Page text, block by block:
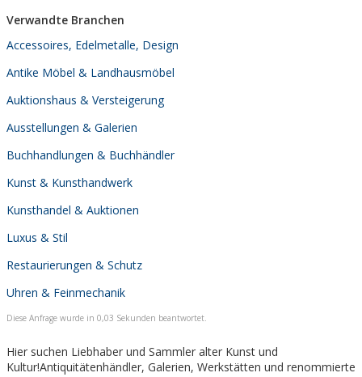
Verwandte Branchen
Accessoires, Edelmetalle, Design
Antike Möbel & Landhausmöbel
Auktionshaus & Versteigerung
Ausstellungen & Galerien
Buchhandlungen & Buchhändler
Kunst & Kunsthandwerk
Kunsthandel & Auktionen
Luxus & Stil
Restaurierungen & Schutz
Uhren & Feinmechanik
Diese Anfrage wurde in 0,03 Sekunden beantwortet.
Hier suchen Liebhaber und Sammler alter Kunst und
Kultur!Antiquitätenhändler, Galerien, Werkstätten und renommierte